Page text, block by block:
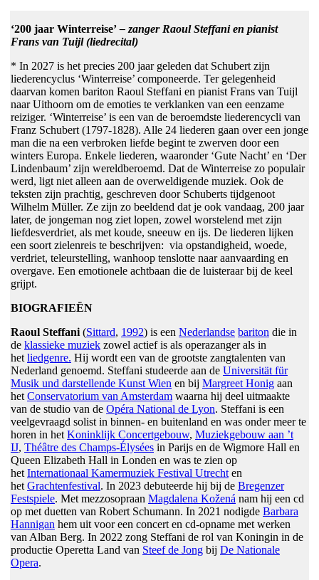
‘200 jaar Winterreise’– zanger Raoul Steffani en pianist
Frans van Tuijl (liedrecital)
* In 2027 is het precies 200 jaar geleden dat Schubert zijn
liederencyclus ‘Winterreise’ componeerde. Ter gelegenheid
daarvan komen bariton Raoul Steffani en pianist Frans van Tuijl
naar Uithoorn om de emoties te verklanken van een eenzame
reiziger. ‘Winterreise’ is een van de beroemdste liederencycli van
Franz Schubert (1797-1828). Alle 24 liederen gaan over een jonge
man die na een verbroken liefde begint te zwerven door een
winters Europa. Enkele liederen, waaronder ‘Gute Nacht’ en ‘Der
Lindenbaum’ zijn wereldberoemd. Dat de Winterreise zo populair
werd, ligt niet alleen aan de overweldigende muziek. Ook de
teksten zijn prachtig, geschreven door Schuberts tijdgenoot
Wilhelm Müller. Ze zijn zo beeldend dat je ook vandaag, 200 jaar
later, de jongeman nog ziet lopen, zowel worstelend met zijn
liefdesverdriet, als met koude, sneeuw en ijs. De liederen lijken
een soort zielenreis te beschrijven: via opstandigheid, woede,
verdriet, teleurstelling, wanhoop tenslotte naar aanvaarding en
overgave. Een emotionele achtbaan die de luisteraar bij de keel
grijpt.
BIOGRAFIEËN
Raoul Steffani(Sittard, 1992) is een Nederlandse bariton die in
de klassieke muziek zowel actief is als operazanger als in
hetliedgenre. Hij wordt een van de grootste zangtalenten van
Nederland genoemd. Steffani studeerde aan de Universität für
Musik und darstellende Kunst Wien en bij Margreet Honig aan
hetConservatorium van Amsterdam waarna hij deel uitmaakte
van de studio van de Opéra National de Lyon. Steffani is een
veelgevraagd solist in binnen- en buitenland en was onder meer te
horen in hetKoninklijk Concertgebouw, Muziekgebouw aan ’t
IJ, Théâtre des Champs-Élysées in Parijs en de Wigmore Hall en
Queen Elizabeth Hall in Londen en was te zien op
hetInternationaal Kamermuziek Festival Utrechten
hetGrachtenfestival. In 2023 debuteerde hij bij de Bregenzer
Festspiele. Met mezzosopraan Magdalena Kožená nam hij een cd
op met duetten van Robert Schumann. In 2021 nodigde Barbara
Hannigan hem uit voor een concert en cd-opname met werken
van Alban Berg. In 2022 zong Steffani de rol van Koningin in de
productie Operetta Land van Steef de Jong bij De Nationale
Opera.